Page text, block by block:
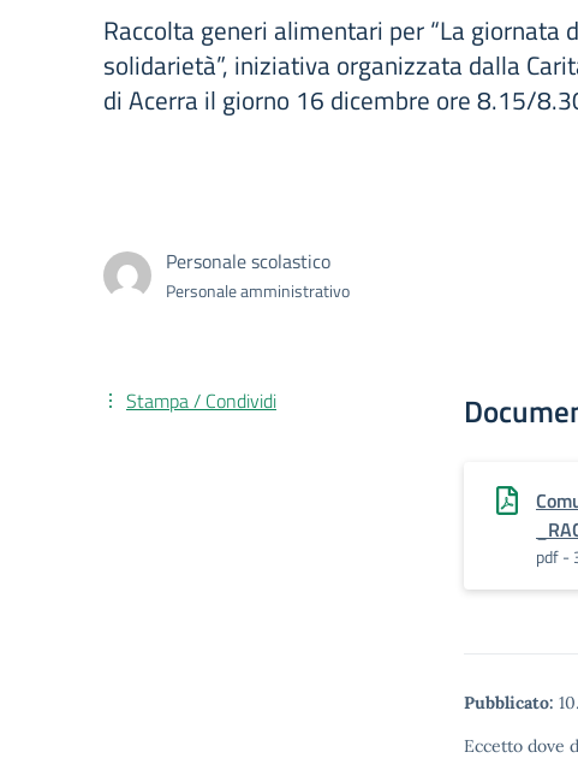
Raccolta generi alimentari per “La giornata
solidarietà”, iniziativa organizzata dalla
di Acerra il giorno 16 dicembre ore 8.15/
Personale scolastico
Personale amministrativo
pdf -
Pubblicato:
Eccetto dove
Stampa / Condividi